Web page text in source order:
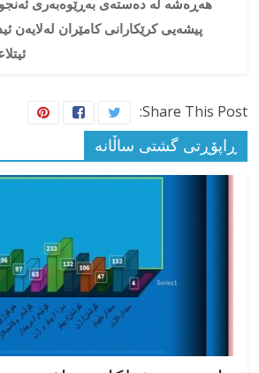
هەڕەشە لە دەستەی بەڕێوەبەری
پیشەیی کرێکارانی کامێران لەلایەن
Share This Post:
ڕاپۆڕتی گشتی ساڵانه